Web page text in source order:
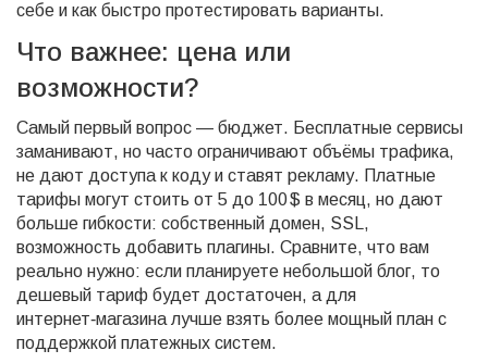
себе и как быстро протестировать варианты.
Что важнее: цена или
возможности?
Самый первый вопрос — бюджет. Бесплатные сервисы
заманивают, но часто ограничивают объёмы трафика,
не дают доступа к коду и ставят рекламу. Платные
тарифы могут стоить от 5 до 100 $ в месяц, но дают
больше гибкости: собственный домен, SSL,
возможность добавить плагины. Сравните, что вам
реально нужно: если планируете небольшой блог, то
дешевый тариф будет достаточен, а для
интернет‑магазина лучше взять более мощный план с
поддержкой платежных систем.